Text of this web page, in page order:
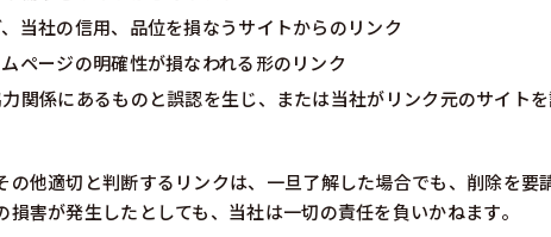
当社の信用、品位を損なうサイトからのリンク
ページの明確性が損なわれる形のリンク
関係にあるものと誤認を生じ、または当社がリンク元のサイト
他適切と判断するリンクは、一旦了解した場合でも、削除を要
害が発生したとしても、当社は一切の責任を負いかねます。